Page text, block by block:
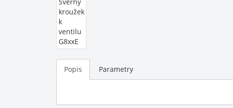
Popis Parametry